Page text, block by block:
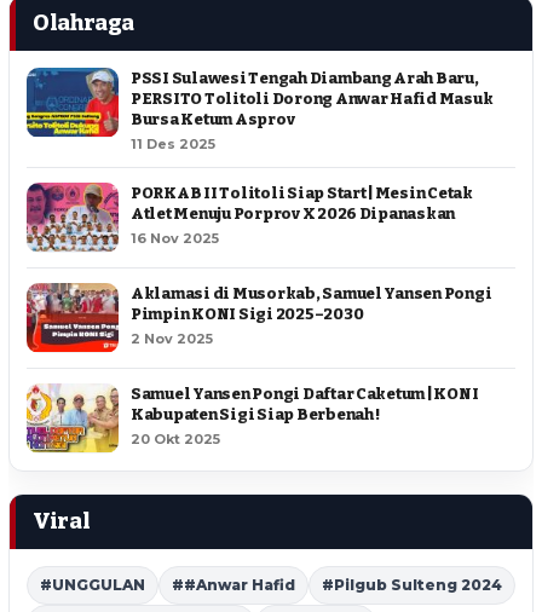
Olahraga
PSSI Sulawesi Tengah Diambang Arah Baru,
PERSITO Tolitoli Dorong Anwar Hafid Masuk
Bursa Ketum Asprov
11 Des 2025
PORKAB II Tolitoli Siap Start | Mesin Cetak
Atlet Menuju Porprov X 2026 Dipanaskan
16 Nov 2025
Aklamasi di Musorkab, Samuel Yansen Pongi
Pimpin KONI Sigi 2025–2030
2 Nov 2025
Samuel Yansen Pongi Daftar Caketum | KONI
Kabupaten Sigi Siap Berbenah !
20 Okt 2025
Viral
#UNGGULAN ##Anwar Hafid #Pilgub Sulteng 2024